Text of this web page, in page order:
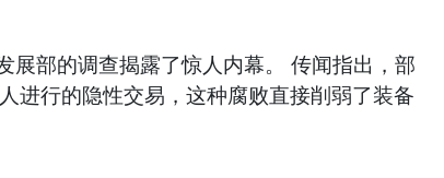
部的调查揭露了惊人内幕。 传闻指出，部
进行的隐性交易，这种腐败直接削弱了装备